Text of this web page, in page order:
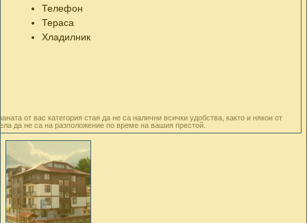
Телефон
Тераса
Хладилник
от вас категория стая да не са налични всички удобства, както и някои от
да не са на разположение по време на вашия престой.